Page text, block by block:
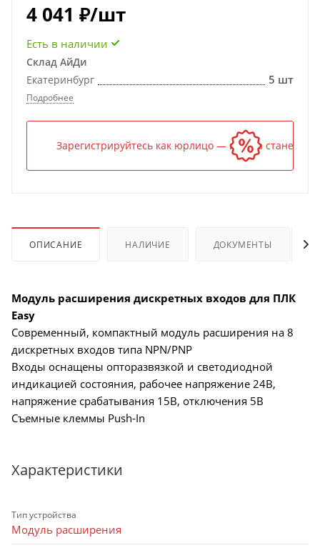
4 041 ₽/шт
Есть в наличии
Склад АйДи
Екатеринбург
5 шт
Подробнее
Зарегистрируйтесь как юрлицо — и цена станет
ОПИСАНИЕ НАЛИЧИЕ ДОКУМЕНТЫ
Модуль расширения дискретных входов для ПЛК
Easy
Современный, компактный модуль расширения на 8
дискретных входов типа NPN/PNP
Входы оснащены опторазвязкой и светодиодной
индикацией состояния, рабочее напряжение 24В,
напряжение срабатывания 15В, отключения 5В
Съемные клеммы Push-In
Характеристики
Тип устройства
Модуль расширения